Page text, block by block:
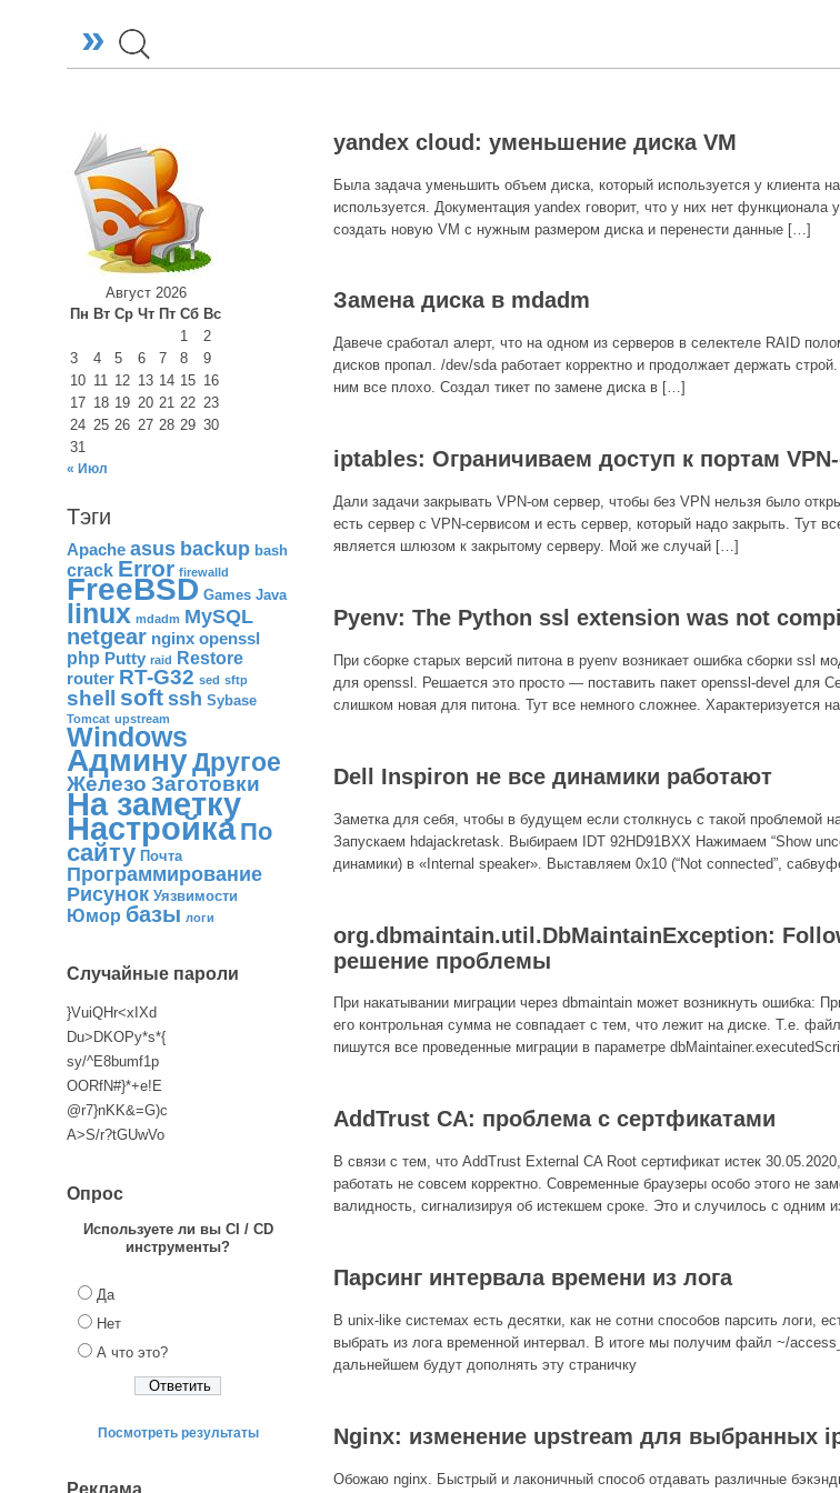
»
Август 2026
Пн Вт Ср Чт Пт Сб Вс
1
2
3
4 5 6 7 8
9
10 11 12 13 14 15 16
17 18 19 20 21 22 23
24 25 26 27 28 29 30
31
« Июл
Тэги
Apache asus backup bash
crack Error firewalld
FreeBSD Games Java
linux mdadm MySQL
netgear nginx openssl
php Putty raid Restore
router RT-G32 sed sftp
shell soft ssh Sybase
Tomcat upstream
Windows
АдминуДругое
Железо Заготовки
На заметку
Настройка По
сайту Почта
Программирование
Рисунок Уязвимости
Юмор базы логи
Случайные пароли
}VuiQHr<xIXd
Du>DKOPy*s*{
sy/^E8bumf1p
OORfN#}*+e!E
@r7}nKK&=G)c
A>S/r?tGUwVo
Опрос
Используете ли вы CI / CD
инструменты?
Да
Нет
А что это?
Посмотреть результаты
Реклама
yandex cloud: уменьшение диска VM
Была задача уменьшить объем диска, который используется у клиента
используется. Документация yandex говорит, что у них нет
создать новую VM с нужным размером диска и перенести данные […]
Замена диска в mdadm
Давече сработал алерт, что на одном из серверов в селектеле RAID
дисков пропал. /dev/sda работает корректно и продолжает держать
ним все плохо. Создал тикет по замене диска в […]
iptables: Oграничиваем доступ к портам
Дали задачи закрывать VPN-ом сервер, чтобы без VPN нельзя было
есть сервер с VPN-сервисом и есть сервер, который надо закрыть. Тут
является шлюзом к закрытому серверу. Мой же случай […]
Pyenv: The Python ssl extension was not
При сборке старых версий питона в pyenv возникает ошибка сборки ssl
для openssl. Решается это просто — поставить пакет openssl-devel для
слишком новая для питона. Тут все немного сложнее. Характеризуется
Dell Inspiron не все динамики работают
Заметка для себя, чтобы в будущем если столкнусь с такой проблемой
Запускаем hdajackretask. Выбираем IDT 92HD91BXX Нажимаем “Show
динамики) в «Internal speaker». Выставляем 0x10 (“Not connected”,
org.dbmaintain.util.DbMaintainException:
решение проблемы
При накатывании миграции через dbmaintain может возникнуть ошибка:
его контрольная сумма не совпадает с тем, что лежит на диске. Т.е.
пишутся все проведенные миграции в параметре
AddTrust CA: проблема с сертфикатами
В связи с тем, что AddTrust External CA Root сертификат истек
работать не совсем корректно. Современные браузеры особо этого не
валидность, сигнализируя об истекшем сроке. Это и случилось с одним
Парсинг интервала времени из лога
В unix-like системах есть десятки, как не сотни способов парсить логи,
выбрать из лога временной интервал. В итоге мы получим файл ~/
дальнейшем будут дополнять эту страничку
Nginx: изменение upstream для выбранных
Обожаю nginx. Быстрый и лаконичный способ отдавать различные